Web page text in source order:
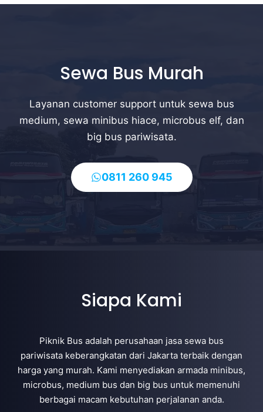
Sewa Bus Murah
Layanan customer support untuk sewa bus
medium, sewa minibus hiace, microbus elf, dan
big bus pariwisata.
0811 260 945
Siapa Kami
Piknik Bus adalah perusahaan jasa sewa bus
pariwisata keberangkatan dari Jakarta terbaik dengan
harga yang murah. Kami menyediakan armada minibus,
microbus, medium bus dan big bus untuk memenuhi
berbagai macam kebutuhan perjalanan anda.